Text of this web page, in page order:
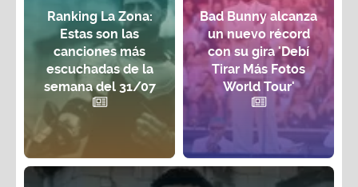
Ranking La Zona:
Estas son las
canciones más
escuchadas de la
semana del 31/07
Bad Bunny alcanza
un nuevo récord
con su gira 'Debí
Tirar Más Fotos
World Tour'